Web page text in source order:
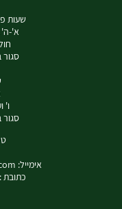
שעות
א'-ה'
חול
ו'
אימייל:
כתובת :